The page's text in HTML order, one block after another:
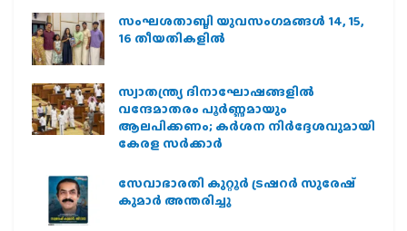
സംഘശതാബ്ദി യുവസംഗമങ്ങള്‍ 14, 15,
16 തീയതികളില്‍
സ്വാതന്ത്ര്യ ദിനാഘോഷങ്ങളിൽ
വന്ദേമാതരം പൂർണ്ണമായും
ആലപിക്കണം; കർശന നിർദ്ദേശവുമായി
കേരള സർക്കാർ
സേവാഭാരതി കുറ്റൂർ ട്രഷറർ സുരേഷ്
കുമാർ അന്തരിച്ചു